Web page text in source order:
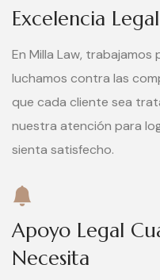
Excelencia
En Milla Law, trabajamos
luchamos contra las
que cada cliente sea
nuestra atención para
sienta satisfecho.
Apoyo Legal
Necesita